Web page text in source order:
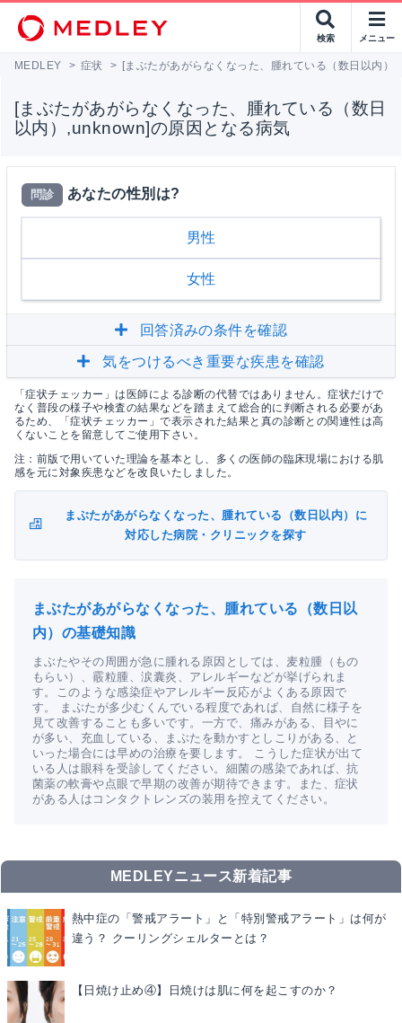
検索 メニュー
MEDLEY > 症状 > [まぶたがあがらなくなった、腫れている（数日以内）
[まぶたがあがらなくなった、腫れている（数日
以内）,unknown]の原因となる病気
問診 あなたの性別は?
男性
女性
回答済みの条件を確認
気をつけるべき重要な疾患を確認
「症状チェッカー」は医師による診断の代替ではありません。症状だけで
なく普段の様子や検査の結果などを踏まえて総合的に判断される必要があ
るため、「症状チェッカー」で表示された結果と真の診断との関連性は高
くないことを留意してご使用下さい。
注：前版で用いていた理論を基本とし、多くの医師の臨床現場における肌
感を元に対象疾患などを改良いたしました。
まぶたがあがらなくなった、腫れている（数日以内）に
対応した病院・クリニックを探す
まぶたがあがらなくなった、腫れている（数日以
内）の基礎知識
まぶたやその周囲が急に腫れる原因としては、麦粒腫（もの
もらい）、霰粒腫、涙囊炎、アレルギーなどが挙げられま
す。このような感染症やアレルギー反応がよくある原因で
す。 まぶたが多少むくんでいる程度であれば、自然に様子を
見て改善することも多いです。一方で、痛みがある、目やに
が多い、充血している、まぶたを動かすとしこりがある、と
いった場合には早めの治療を要します。 こうした症状が出て
いる人は眼科を受診してください。細菌の感染であれば、抗
菌薬の軟膏や点眼で早期の改善が期待できます。また、症状
がある人はコンタクトレンズの装用を控えてください。
MEDLEYニュース新着記事
熱中症の「警戒アラート」と「特別警戒アラート」は何が
違う？ クーリングシェルターとは？
【日焼け止め④】日焼けは肌に何を起こすのか？